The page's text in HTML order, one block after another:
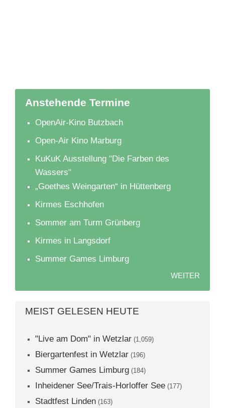
Anstehende Termine
OpenAir-Kino Butzbach
Open-Air Kino Marburg
KuKuK Ausstellung "Die Farben des
Wassers"
„Goethes Weingarten“ in Hüttenberg
Kirmes Eschhofen
Sommer am Turm Grünberg
Kirmes in Langsdorf
Summer Games Limburg
WEITER
MEIST GELESEN HEUTE
"Live am Dom" in Wetzlar (1,059)
Biergartenfest in Wetzlar (196)
Summer Games Limburg (184)
Inheidener See/Trais-Horloffer See (177)
Stadtfest Linden (163)